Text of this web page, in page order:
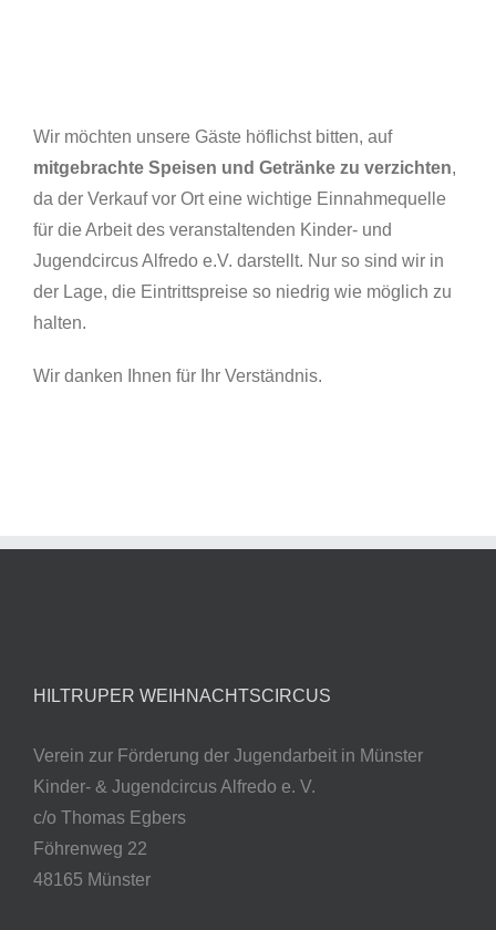
Wir möchten unsere Gäste höflichst bitten, auf
mitgebrachte Speisen und Getränke zu verzichten,
da der Verkauf vor Ort eine wichtige Einnahmequelle
für die Arbeit des veranstaltenden Kinder- und
Jugendcircus Alfredo e.V. darstellt. Nur so sind wir in
der Lage, die Eintrittspreise so niedrig wie möglich zu
halten.
Wir danken Ihnen für Ihr Verständnis.
HILTRUPER WEIHNACHTSCIRCUS
Verein zur Förderung der Jugendarbeit in Münster
Kinder- & Jugendcircus Alfredo e. V.
c/o Thomas Egbers
Föhrenweg 22
48165 Münster